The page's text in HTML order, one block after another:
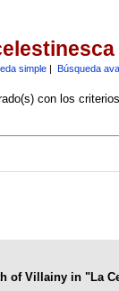
simple| Búsqueda
con los
of Villainy in "La